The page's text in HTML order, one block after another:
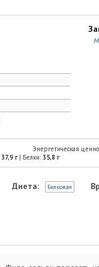
Энергетическая
37,9 г| Белки: 35,8 г
Диета: Белковая